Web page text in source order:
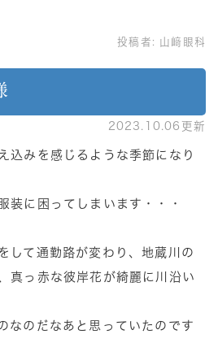
投稿者: 山﨑眼科
2023.10.06更新
込みを感じるような季節になり
装に困ってしまいます・・・
して通勤路が変わり、地蔵川の
真っ赤な彼岸花が綺麗に川沿い
なのだなあと思っていたのです